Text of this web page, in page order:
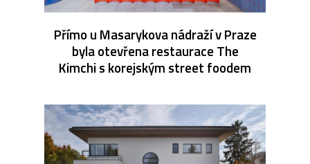
Přímo u Masarykova nádraží v Praze
byla otevřena restaurace The
Kimchi s korejským street foodem